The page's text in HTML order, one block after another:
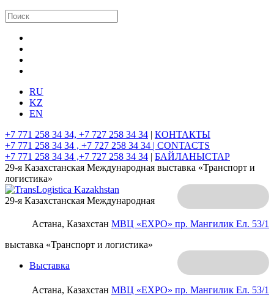
RU
KZ
EN
+7 771 258 34 34, +7 727 258 34 34 | КОНТАКТЫ
+7 771 258 34 34 , +7 727 258 34 34 | CONTACTS
+7 771 258 34 34 ,+7 727 258 34 34 | БАЙЛАНЫСТАР
29-я Казахстанская Международная выставка «Транспорт и
логистика»
Астана, Казахстан МВЦ «EXPO» пр. Мангилик Ел. 53/1
29-я Казахстанская Международная
выставка «Транспорт и логистика»
Астана, Казахстан МВЦ «EXPO» пр. Мангилик Ел. 53/1
Выставка